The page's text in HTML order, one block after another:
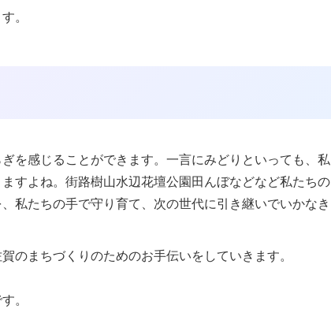
。
を感じることができます。一言にみどりといっても、私
すよね。街路樹山水辺花壇公園田んぼなどなど私たちの
私たちの手で守り育て、次の世代に引き継いでいかなき
のまちづくりのためのお手伝いをしていきます。
。